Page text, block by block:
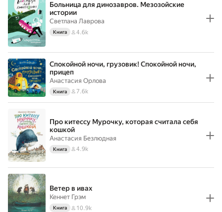
Больница для динозавров. Мезозойские
истории
Светлана Лаврова
Книга 4.6k
Спокойной ночи, грузовик! Спокойной ночи,
прицеп
Анастасия Орлова
Книга 7.6k
Про китессу Мурочку, которая считала себя
кошкой
Анастасия Безлюдная
Книга 4.9k
Ветер в ивах
Кеннет Грэм
Книга 10.9k